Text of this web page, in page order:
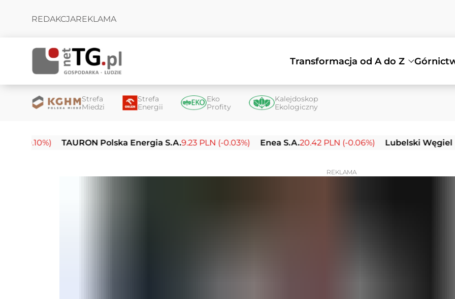
REDAKCJAREKLAMA
Transformacja od A do Z
Strefa
Miedzi
Strefa
Energii
Eko
Profity
Kalejdoskop
Ekologiczny
TAURON Polska Energia S.A.9.23 PLN (-0.03%) Enea S.A.20.42 PLN (-0.06%) Lubelski Węgiel
REKLAMA